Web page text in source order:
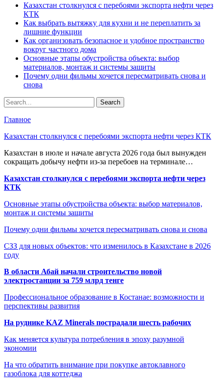
Казахстан столкнулся с перебоями экспорта нефти через
КТК
Как выбрать вытяжку для кухни и не переплатить за
лишние функции
Как организовать безопасное и удобное пространство
вокруг частного дома
Основные этапы обустройства объекта: выбор
материалов, монтаж и системы защиты
Почему одни фильмы хочется пересматривать снова и
снова
Главное
Казахстан столкнулся с перебоями экспорта нефти через КТК
Казахстан в июле и начале августа 2026 года был вынужден
сокращать добычу нефти из-за перебоев на терминале…
Казахстан столкнулся с перебоями экспорта нефти через
КТК
Основные этапы обустройства объекта: выбор материалов,
монтаж и системы защиты
Почему одни фильмы хочется пересматривать снова и снова
СЗЗ для новых объектов: что изменилось в Казахстане в 2026
году
В области Абай начали строительство новой
электростанции за 759 млрд тенге
Профессиональное образование в Костанае: возможности и
перспективы развития
На руднике KAZ Minerals пострадали шесть рабочих
Как меняется культура потребления в эпоху разумной
экономии
На что обратить внимание при покупке автоклавного
газоблока для коттеджа